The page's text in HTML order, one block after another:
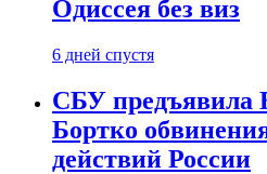
Одиссея без виз
6 дней спустя
СБУ предъявила
Бортко
действий России